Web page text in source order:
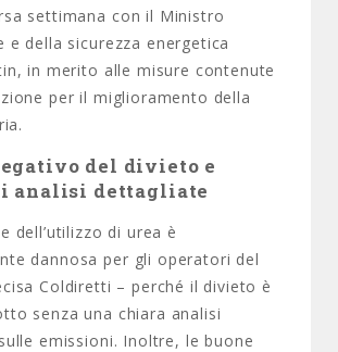
settimana con il Ministro
e della sicurezza energetica
in merito alle misure contenute
per il miglioramento della
del divieto e
analisi dettagliate
dell’utilizzo di urea è
dannosa per gli operatori del
Coldiretti – perché il divieto è
senza una chiara analisi
emissioni. Inoltre, le buone